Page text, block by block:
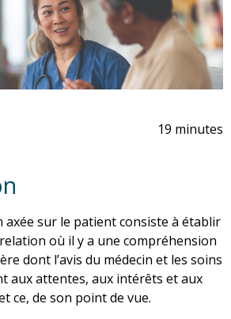
19 minutes
axée sur le patient consiste à établir
où il y a une compréhension
dont l’avis du médecin et les soins
aux attentes, aux intérêts et aux
ce, de son point de vue.